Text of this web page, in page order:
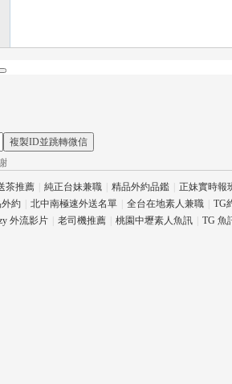
複製ID並跳轉微信
茶推薦 純正台妹兼職 精品外約品鑑
正妹實時報
約 北中南極速外送名單 全台在地素人兼職
TG
外流影片 老司機推薦 桃園中壢素人魚訊 TG 魚